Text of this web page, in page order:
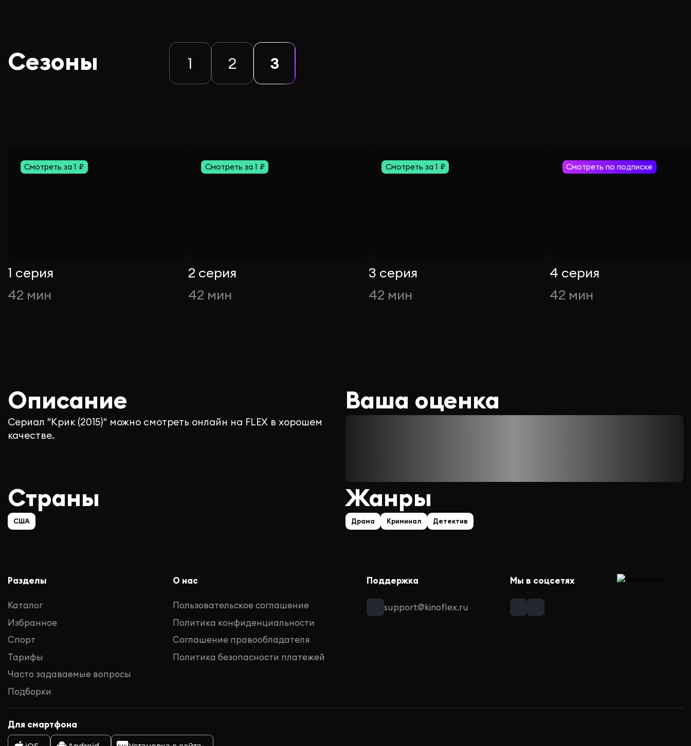
Сезоны 1 2 3
Смотреть за 1 ₽
1 серия
42 мин
Смотреть за 1 ₽
2 серия
42 мин
Смотреть за 1 ₽
3 серия
42 мин
Смотреть по подписке
4 серия
42 мин
Описание
Сериал "Крик (2015)" можно смотреть онлайн на FLEX в хорошем
качестве.
Ваша оценка
Страны
США
Жанры
Драма Криминал Детектив
Разделы
Каталог
Избранное
Спорт
Тарифы
Часто задаваемые вопросы
Подборки
О нас
Пользовательское соглашение
Политика конфиденциальности
Соглашение правообладателя
Политика безопасности платежей
Поддержка
support@kinoflex.ru
Мы в соцсетях
Для смартфона